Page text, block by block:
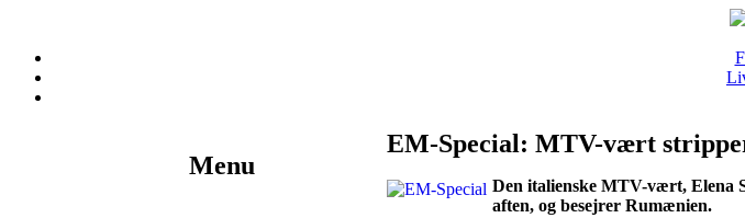
Menu
EM-Special: MTV-vært
Den italienske MTV-vært, Elena
aften, og besejrer Rumænien.